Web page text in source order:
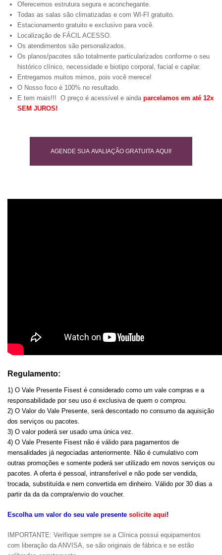
Oferecemos estrutura segura e aconchegante.
Todas as salas são climatizadas e com WI-FI gratuito.
Estacionamento gratuito e exclusivo para você.
Localização de FÁCIL ACESSO.
Os atendimentos são personalizados.
Os planos/pacotes são totalmente particularizados conforme o seu
histórico clínico, necessidade e biotipo corporal, facial e capilar.
Entregamos muitos mimos, pois você merece!
O Nosso foco é 100% no resultado.
E tem mais!!! O preço é acessível e ainda parcelamos em até 12x
SEM JUROS!
AGENDE SUA AVALIAÇÃO GRATUITA AQUI!
Regulamento:
1) O Vale Presente Fisest é considerado como um vale compras e a
responsabilidade por seu uso é exclusiva de quem o comprou.
2) O Valor do Vale Presente, será descontado no consumo da aquisição
dos serviços ou pacotes.
3) O valor poderá ser usado uma única vez.
4) O Vale Presente Fisest não é válido para pagamentos de
mensalidades já negociadas anteriormente. Não é cumulativo com
outras promoções e somente poderá ser utilizado em novos serviços ou
pacotes. A oferta é pessoal, intransferível e não pode ser vendida,
trocada, substituída e nem convertida em dinheiro. Válido por 30 dias a
partir da da da compra/envio do voucher.
Escolha um valor do seu vale presente solicite aqui!
IMPORTANTE: Verifique sempre se a Clínica possui equipamentos
com liberação da ANVISA, se são originais de fábrica e se estão